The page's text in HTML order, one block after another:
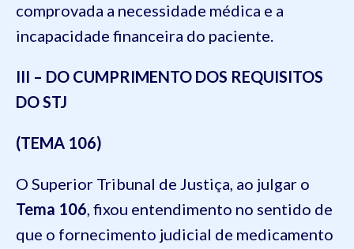
comprovada a necessidade médica e a
incapacidade financeira do paciente.
III – DO CUMPRIMENTO DOS REQUISITOS
DO STJ
(TEMA 106)
O Superior Tribunal de Justiça, ao julgar o
Tema 106, fixou entendimento no sentido de
que o fornecimento judicial de medicamento